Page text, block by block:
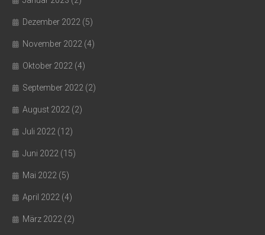
Dezember 2022 (5)
November 2022 (4)
Oktober 2022 (4)
September 2022 (2)
August 2022 (2)
Juli 2022 (12)
Juni 2022 (15)
Mai 2022 (5)
April 2022 (4)
März 2022 (2)